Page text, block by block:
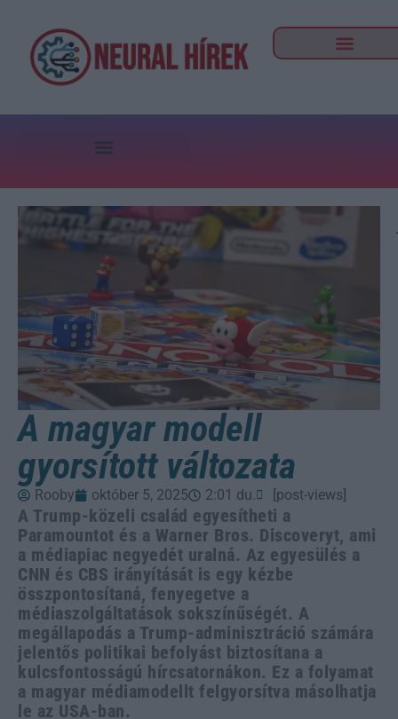
A magyar modell
gyorsított változata
Rooby október 5, 2025 2:01 du. [post-views]
A Trump-közeli család egyesítheti a
Paramountot és a Warner Bros. Discoveryt, ami
a médiapiac negyedét uralná. Az egyesülés a
CNN és CBS irányítását is egy kézbe
összpontosítaná, fenyegetve a
médiaszolgáltatások sokszínűségét. A
megállapodás a Trump-adminisztráció számára
jelentős politikai befolyást biztosítana a
kulcsfontosságú hírcsatornákon. Ez a folyamat
a magyar médiamodellt felgyorsítva másolhatja
le az USA-ban.